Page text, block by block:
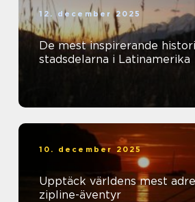
12. december 2025
De mest inspirerande
stadsdelarna i Latinamerika
10. december 2025
Upptäck världens mest
zipline-äventyr